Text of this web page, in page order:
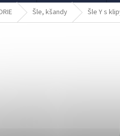
Šle, kšandy Šle Y s